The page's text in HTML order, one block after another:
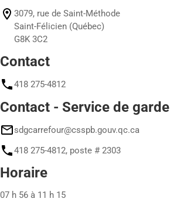
3079, rue de Saint-Méthode
Saint-Félicien (Québec)
G8K 3C2
Contact
418 275-4812
Contact - Service de garde
sdgcarrefour@csspb.gouv.qc.ca
418 275-4812, poste # 2303
Horaire
07 h 56 à 11 h 15